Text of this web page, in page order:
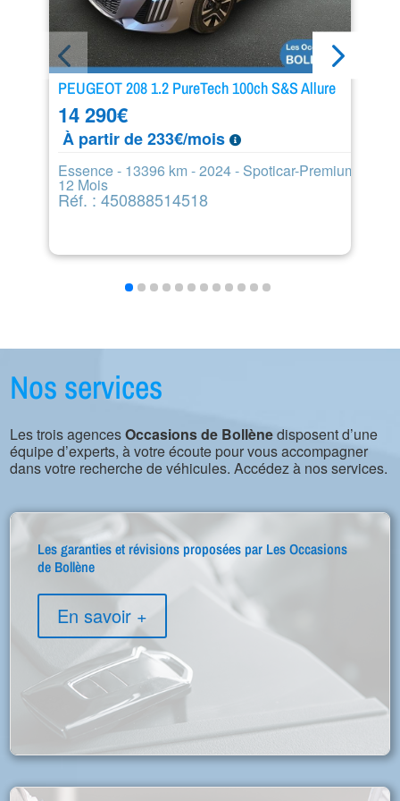
PEUGEOT 208 1.2 PureTech 100ch S&S Allure
14 290€
À partir de 233€/mois
Essence - 13396 km - 2024 - Spoticar-Premium
12 Mois
Réf. : 450888514518
Nos services
Les trois agencesOccasions de Bollènedisposent d’une
équipe d’experts, à votre écoute pour vous accompagner
dans votre recherche de véhicules. Accédez à nos services.
Les garanties et révisions proposées par Les Occasions
de Bollène
En savoir +